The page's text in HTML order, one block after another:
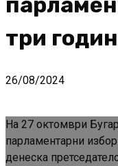
три
26/08/2024
На 27 октомври
парламентарни
денеска